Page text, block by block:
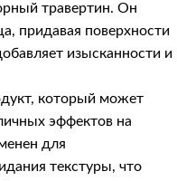
травертин. Он
придавая поверхности
изысканности и
который может
эффектов на
для
текстуры, что